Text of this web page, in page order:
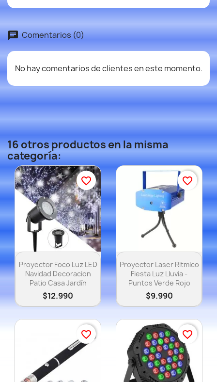
Comentarios (0)
No hay comentarios de clientes en este momento.
16 otros productos en la misma
categoría:
Vista rápida
Proyector Foco Luz LED
Navidad Decoracion
Patio Casa Jardín
$12.990
favorite_border
Vista rápida
Proyector Laser Ritmico
Fiesta Luz Lluvia -
Puntos Verde Rojo
$9.990
favorite_border
favorite_border favorite_border
Crear lista de deseos ×